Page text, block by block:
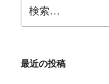
索:
最近の投稿